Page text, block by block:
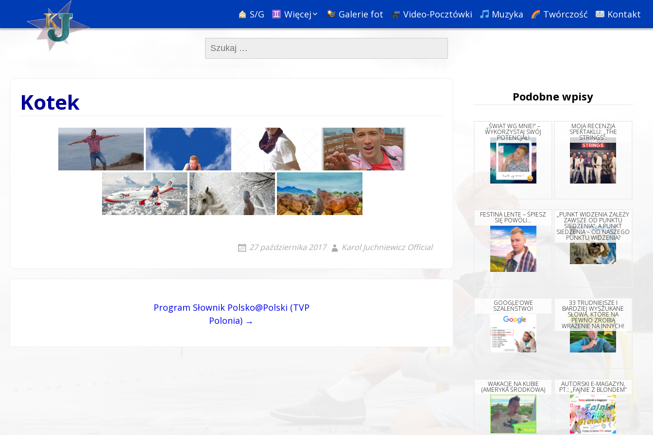
S/G
Więcej
Ciekawostki
Podróże
HR & Kariera
Galerie fot Video-Pocztówki Muzyka Twórczość Kontakt
Szukaj:
Kotek
27 października 2017 Karol Juchniewicz Official
Program Słownik Polsko@Polski (TVP
Polonia) →
Podobne wpisy
„ŚWIAT WG MNIE!” –
WYKORZYSTAJ SWÓJ
POTENCJAŁ!
MOJA RECENZJA
SPEKTAKLU: „THE
STRINGS”.
FESTINA LENTE – ŚPIESZ
SIĘ POWOLI…
„PUNKT WIDZENIA ZALEŻY
ZAWSZE OD PUNKTU
SIEDZENIA”, A PUNKT
SIEDZENIA – OD NASZEGO
PUNKTU WIDZENIA?
GOOGLE’OWE
SZALEŃSTWO!
33 TRUDNIEJSZE I
BARDZIEJ WYSZUKANE
SŁOWA, KTÓRE NA
PEWNO ZROBIĄ
WRAŻENIE NA INNYCH!
WAKACJE NA KUBIE
(AMERYKA ŚRODKOWA)
AUTORSKI E-MAGAZYN,
PT.: „FAJNIE Z BLONDEM”